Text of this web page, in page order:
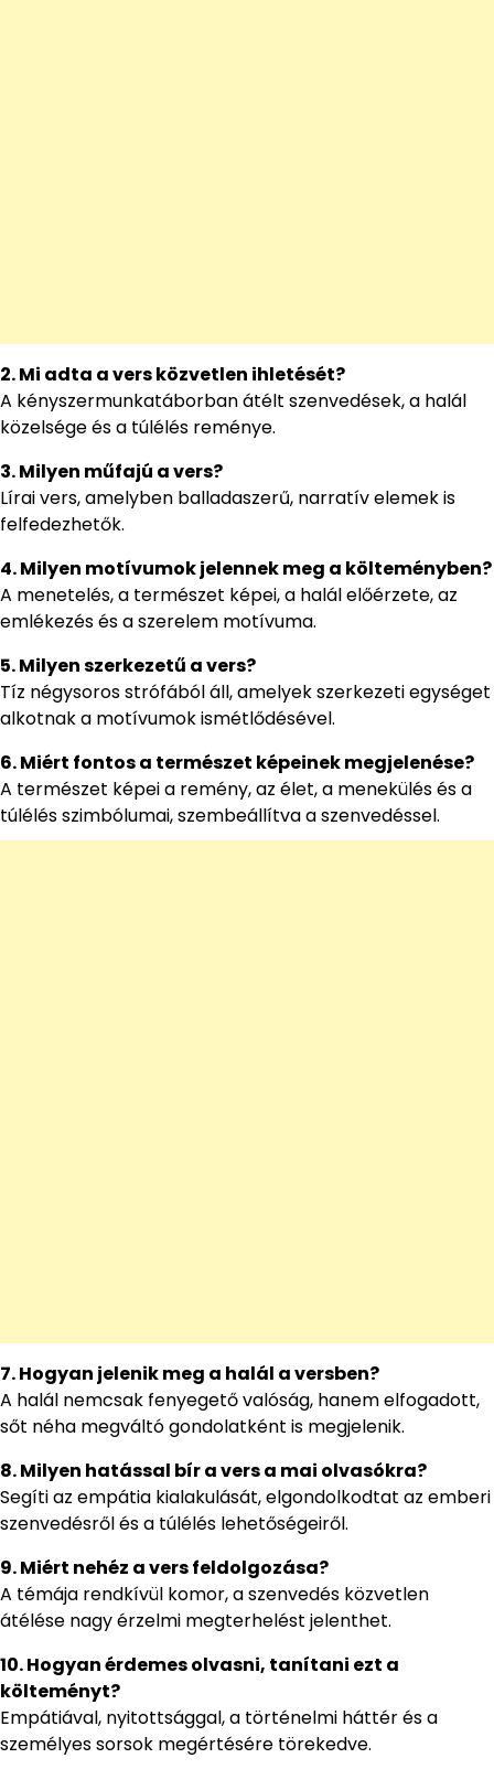
2. Mi adta a vers közvetlen ihletését?
A kényszermunkatáborban átélt szenvedések, a halál
közelsége és a túlélés reménye.
3. Milyen műfajú a vers?
Lírai vers, amelyben balladaszerű, narratív elemek is
felfedezhetők.
4. Milyen motívumok jelennek meg a költeményben?
A menetelés, a természet képei, a halál előérzete, az
emlékezés és a szerelem motívuma.
5. Milyen szerkezetű a vers?
Tíz négysoros strófából áll, amelyek szerkezeti egységet
alkotnak a motívumok ismétlődésével.
6. Miért fontos a természet képeinek megjelenése?
A természet képei a remény, az élet, a menekülés és a
túlélés szimbólumai, szembeállítva a szenvedéssel.
7. Hogyan jelenik meg a halál a versben?
A halál nemcsak fenyegető valóság, hanem elfogadott,
sőt néha megváltó gondolatként is megjelenik.
8. Milyen hatással bír a vers a mai olvasókra?
Segíti az empátia kialakulását, elgondolkodtat az emberi
szenvedésről és a túlélés lehetőségeiről.
9. Miért nehéz a vers feldolgozása?
A témája rendkívül komor, a szenvedés közvetlen
átélése nagy érzelmi megterhelést jelenthet.
10. Hogyan érdemes olvasni, tanítani ezt a
költeményt?
Empátiával, nyitottsággal, a történelmi háttér és a
személyes sorsok megértésére törekedve.